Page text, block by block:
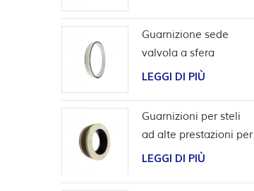
Guarnizione sede
valvola a sfera
bidirezionale ad alta
LEGGI DI PIÙ
Guarnizioni per steli
ad alte prestazioni per
applicazioni con
LEGGI DI PIÙ